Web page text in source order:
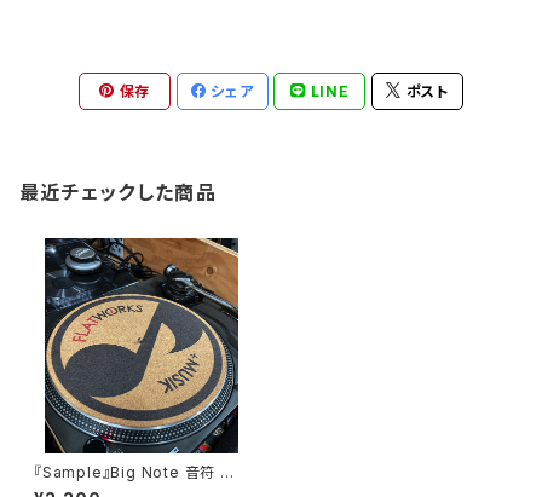
保存 シェア LINE ポスト
最近チェックした商品
『Sample』Big Note 音符 ♪
スリップマット ターンテーブルマ